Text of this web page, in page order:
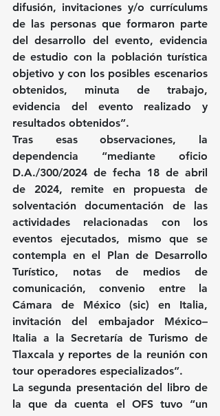
difusión, invitaciones y/o currículums
de las personas que formaron parte
del desarrollo del evento, evidencia
de estudio con la población turística
objetivo y con los posibles escenarios
obtenidos, minuta de trabajo,
evidencia del evento realizado y
resultados obtenidos”.
Tras esas observaciones, la
dependencia “mediante oficio
D.A./300/2024 de fecha 18 de abril
de 2024, remite en propuesta de
solventación documentación de las
actividades relacionadas con los
eventos ejecutados, mismo que se
contempla en el Plan de Desarrollo
Turístico, notas de medios de
comunicación, convenio entre la
Cámara de México (sic) en Italia,
invitación del embajador México–
Italia a la Secretaría de Turismo de
Tlaxcala y reportes de la reunión con
tour operadores especializados”.
La segunda presentación del libro de
la que da cuenta el OFS tuvo “un